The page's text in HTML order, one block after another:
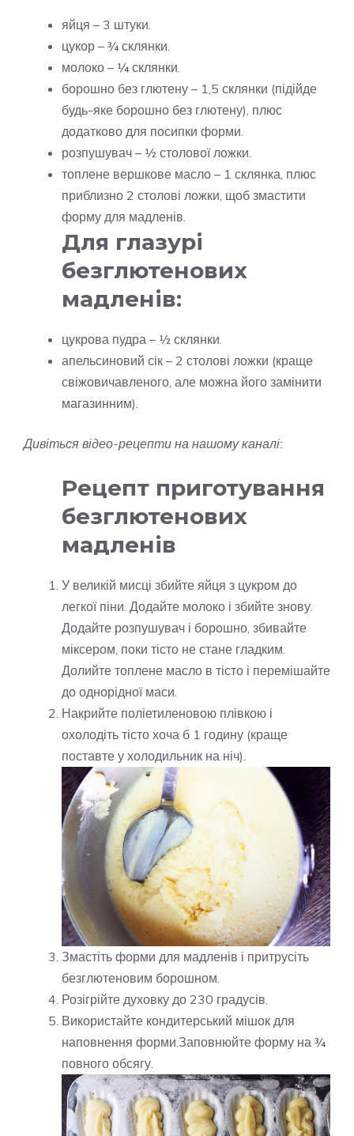
яйця – 3 штуки.
цукор – ¾ склянки.
молоко – ¼ склянки.
борошно без глютену – 1,5 склянки (підійде
будь-яке борошно без глютену), плюс
додатково для посипки форми.
розпушувач – ½ столової ложки.
топлене вершкове масло – 1 склянка, плюс
приблизно 2 столові ложки, щоб змастити
форму для мадленів.
Для глазурі
безглютенових
мадленів:
цукрова пудра – ½ склянки.
апельсиновий сік – 2 столові ложки (краще
свіжовичавленого, але можна його замінити
магазинним).
Дивіться відео-рецепти на нашому каналі:
Рецепт приготування
безглютенових
мадленів
У великій мисці збийте яйця з цукром до
легкої піни. Додайте молоко і збийте знову.
Додайте розпушувач і борошно, збивайте
міксером, поки тісто не стане гладким.
Долийте топлене масло в тісто і перемішайте
до однорідної маси.
Накрийте поліетиленовою плівкою і
охолодіть тісто хоча б 1 годину (краще
поставте у холодильник на ніч).
Змастіть форми для мадленів і притрусіть
безглютеновим борошном.
Розігрійте духовку до 230 градусів.
Використайте кондитерський мішок для
наповнення форми.Заповнюйте форму на ¾
повного обсягу.